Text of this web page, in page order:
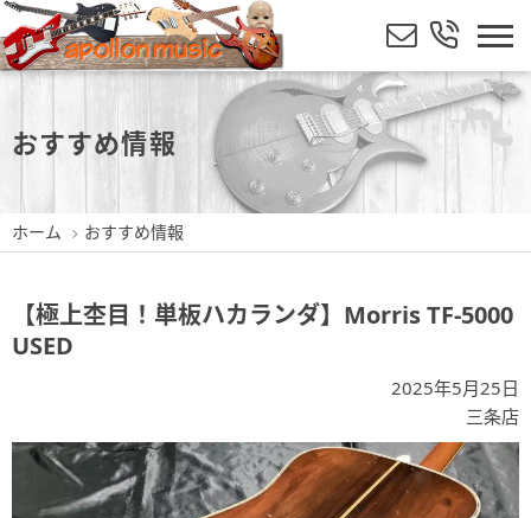
おすすめ情報
ホーム おすすめ情報
【極上杢目！単板ハカランダ】Morris TF-5000
USED
2025年5月25日
三条店